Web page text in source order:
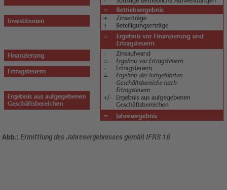
Abb.: Ermittlung des Jahresergebnisses gemäß IFRS 18